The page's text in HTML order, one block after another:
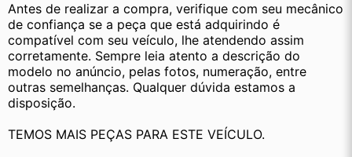
Antes de realizar a compra, verifique com seu mecânico
de confiança se a peça que está adquirindo é
compatível com seu veículo, lhe atendendo assim
corretamente. Sempre leia atento a descrição do
modelo no anúncio, pelas fotos, numeração, entre
outras semelhanças. Qualquer dúvida estamos a
disposição.
TEMOS MAIS PEÇAS PARA ESTE VEÍCULO.